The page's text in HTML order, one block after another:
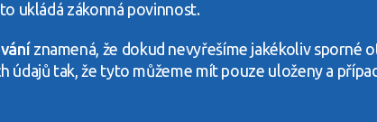
ukládá zákonná povinnost.
znamená, že dokud nevyřešíme jakékoliv sporné
údajů tak, že tyto můžeme mít pouze uloženy a